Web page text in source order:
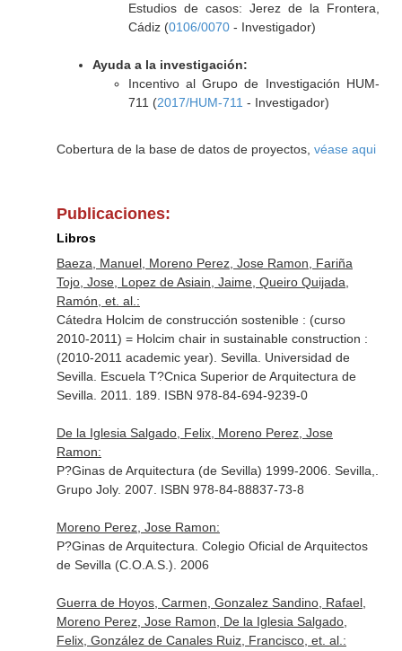
Estudios de casos: Jerez de la Frontera,
Cádiz (0106/0070- Investigador)
Ayuda a la investigación:
Incentivo al Grupo de Investigación HUM-
711 (2017/HUM-711 - Investigador)
Cobertura de la base de datos de proyectos, véase aqui
Publicaciones:
Libros
Baeza, Manuel, Moreno Perez, Jose Ramon, Fariña
Tojo, Jose, Lopez de Asiain, Jaime, Queiro Quijada,
Ramón, et. al.:
Cátedra Holcim de construcción sostenible : (curso
2010-2011) = Holcim chair in sustainable construction :
(2010-2011 academic year). Sevilla. Universidad de
Sevilla. Escuela T?Cnica Superior de Arquitectura de
Sevilla. 2011. 189. ISBN 978-84-694-9239-0
De la Iglesia Salgado, Felix, Moreno Perez, Jose
Ramon:
P?Ginas de Arquitectura (de Sevilla) 1999-2006. Sevilla,.
Grupo Joly. 2007. ISBN 978-84-88837-73-8
Moreno Perez, Jose Ramon:
P?Ginas de Arquitectura. Colegio Oficial de Arquitectos
de Sevilla (C.O.A.S.). 2006
Guerra de Hoyos, Carmen, Gonzalez Sandino, Rafael,
Moreno Perez, Jose Ramon, De la Iglesia Salgado,
Felix, González de Canales Ruiz, Francisco, et. al.: